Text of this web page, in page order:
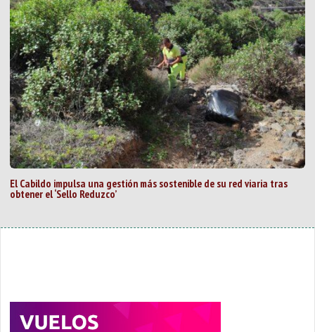
El Cabildo impulsa una gestión más sostenible de su red viaria tras
obtener el ‘Sello Reduzco’